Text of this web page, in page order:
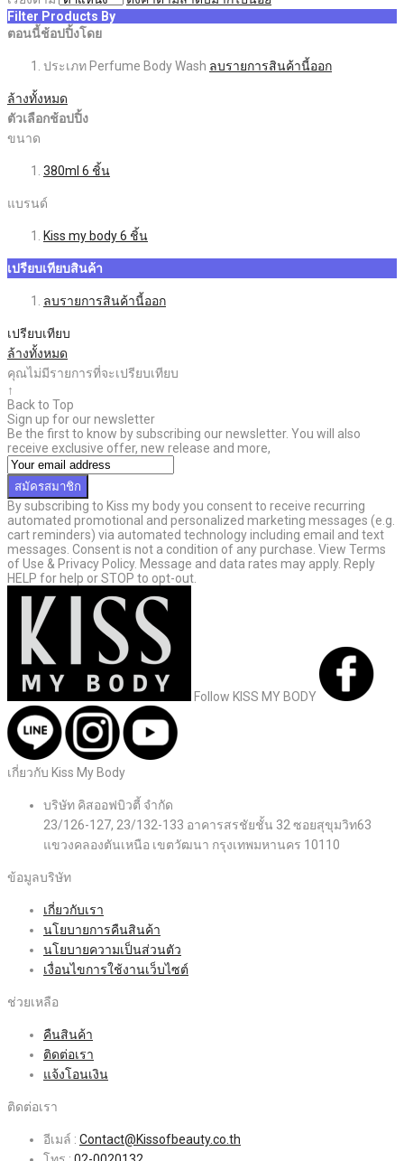
Filter Products By
ตอนนี้ช้อปปิ้งโดย
ประเภทPerfume Body Wash ลบรายการสินค้านี้ออก
ล้างทั้งหมด
ตัวเลือกช้อปปิ้ง
ขนาด
380ml 6 ชิ้น
แบรนด์
Kiss my body6 ชิ้น
เปรียบเทียบสินค้า
ลบรายการสินค้านี้ออก
เปรียบเทียบ
ล้างทั้งหมด
คุณไม่มีรายการที่จะเปรียบเทียบ
↑
Back to Top
Sign up for our newsletter
Be the first to know by subscribing our newsletter. You will also
receive exclusive offer, new release and more,
สมัครสมาชิก
By subscribing to Kiss my body you consent to receive recurring
automated promotional and personalized marketing messages (e.g.
cart reminders) via automated technology including email and text
messages. Consent is not a condition of any purchase. View Terms
of Use & Privacy Policy. Message and data rates may apply. Reply
HELP for help or STOP to opt-out.
Follow KISS MY BODY
เกี่ยวกับ Kiss My Body
บริษัท คิสออฟบิวตี้ จำกัด
23/126-127, 23/132-133 อาคารสรชัยชั้น 32 ซอยสุขุมวิท63
แขวงคลองตันเหนือ เขตวัฒนา กรุงเทพมหานคร 10110
ข้อมูลบริษัท
เกี่ยวกับเรา
นโยบายการคืนสินค้า
นโยบายความเป็นส่วนตัว
เงื่อนไขการใช้งานเว็บไซต์
ช่วยเหลือ
คืนสินค้า
ติดต่อเรา
แจ้งโอนเงิน
ติดต่อเรา
อีเมล์ : Contact@Kissofbeauty.co.th